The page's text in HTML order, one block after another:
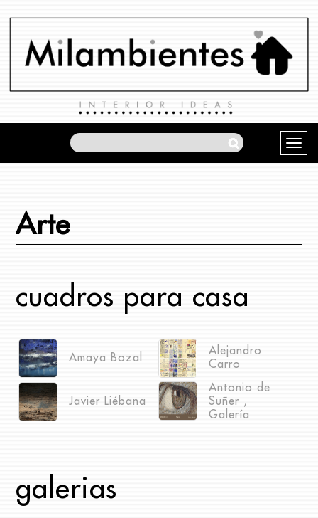
Arte
cuadros para casa
Amaya Bozal
Alejandro
Carro
Javier Liébana
Antonio de
Suñer ,
Galería
galerias